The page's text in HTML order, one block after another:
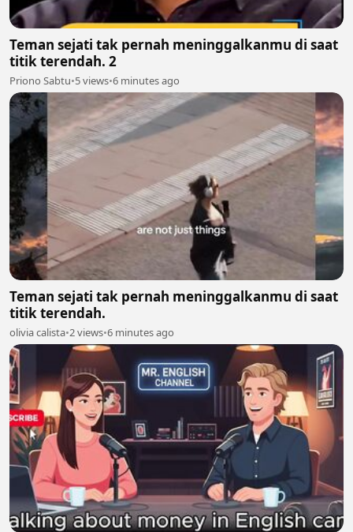
Teman sejati tak pernah meninggalkanmu di saat
titik terendah. 2
Priono Sabtu•5 views•6 minutes ago
Teman sejati tak pernah meninggalkanmu di saat
titik terendah.
olivia calista•2 views•6 minutes ago